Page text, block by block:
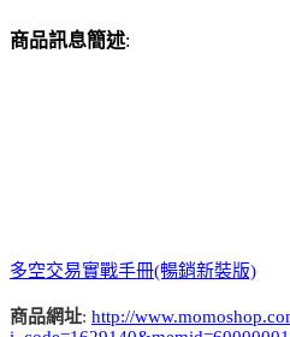
商品訊息簡述:
多空交易實戰手冊(暢銷新裝版)
商品網址: http://